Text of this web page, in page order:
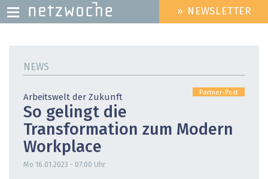
Inhalt
HEADER
MENU
» NEWSLETTER
NEWS
Partner-Post
Arbeitswelt der Zukunft
So gelingt die
Transformation zum Modern
Workplace
Mo 16.01.2023 - 07:00 Uhr